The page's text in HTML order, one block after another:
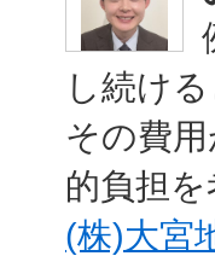
し続け
その費
的負担
(株)大宮